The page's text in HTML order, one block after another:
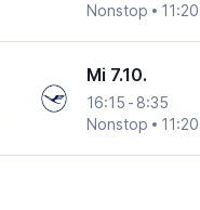
Nonstop
Mi 7.10.
16:15 - 8:35
Nonstop